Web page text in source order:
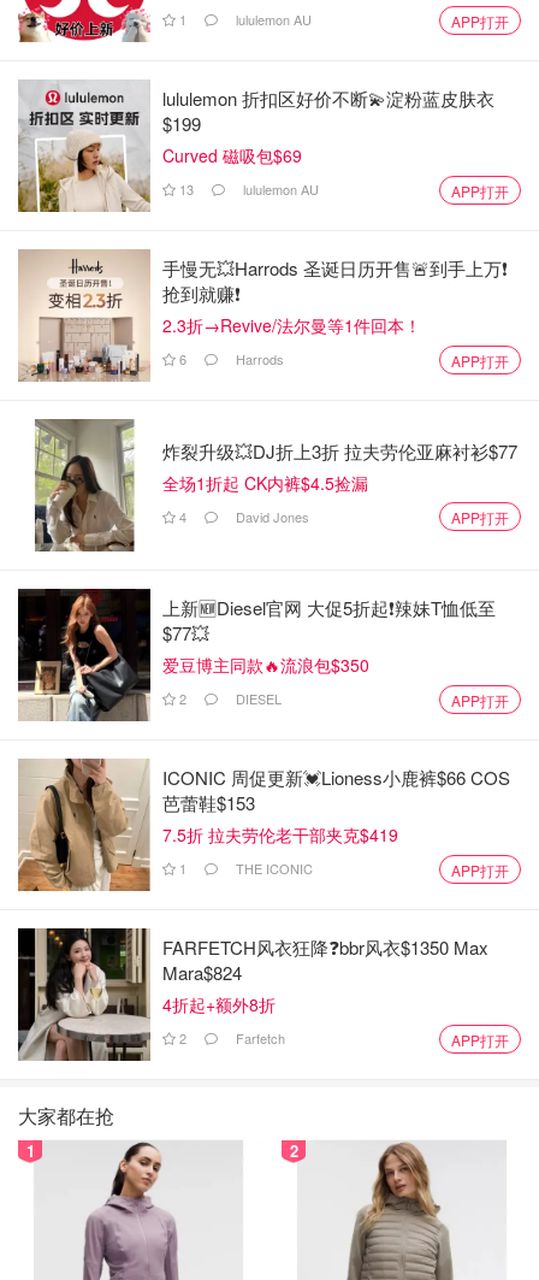
1 lululemon AU APP打开
lululemon 折扣区好价不断💫淀粉蓝皮肤衣
$199
Curved 磁吸包$69
13 lululemon AU APP打开
手慢无💥Harrods 圣诞日历开售🚨到手上万❗️
抢到就赚❗️
2.3折→Revive/法尔曼等1件回本！
6 Harrods APP打开
炸裂升级💥DJ折上3折 拉夫劳伦亚麻衬衫$77
全场1折起 CK内裤$4.5捡漏
4 David Jones APP打开
上新🆕Diesel官网 大促5折起❗️辣妹T恤低至
$77💥
爱豆博主同款🔥流浪包$350
2 DIESEL APP打开
ICONIC 周促更新💓Lioness小鹿裤$66 COS
芭蕾鞋$153
7.5折 拉夫劳伦老干部夹克$419
1 THE ICONIC APP打开
FARFETCH风衣狂降❓bbr风衣$1350 Max
Mara$824
4折起+额外8折
2 Farfetch APP打开
大家都在抢
1 2